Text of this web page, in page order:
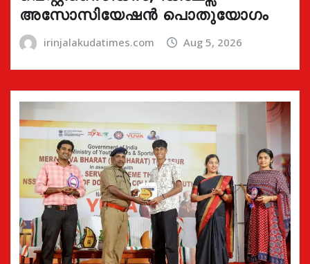
അസോസിയേഷൻ പൊതുയോഗം
irinjalakudatimes.com Aug 5, 2026